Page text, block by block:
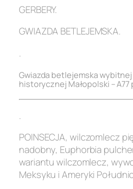
GERBERY.
GWIAZDA BETLEJEMSKA.
.
Gwiazda betlejemska
historycznej Małopolski – A77
.
POINSECJA, wilczomlecz
nadobny, Euphorbia
wariantu wilczomlecz,
Meksyku i Ameryki